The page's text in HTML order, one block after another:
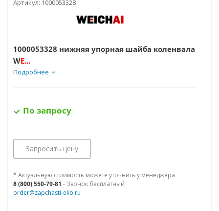
Артикул: 1000053328
1000053328 нижняя упорная шайба коленвала
WE...
Подробнее
По запросу
Запросить цену
* Актуальную стоимость можете уточнить у менеджера
8 (800) 550-79-81 - Звонок бесплатный
order@zapchasti-ekb.ru